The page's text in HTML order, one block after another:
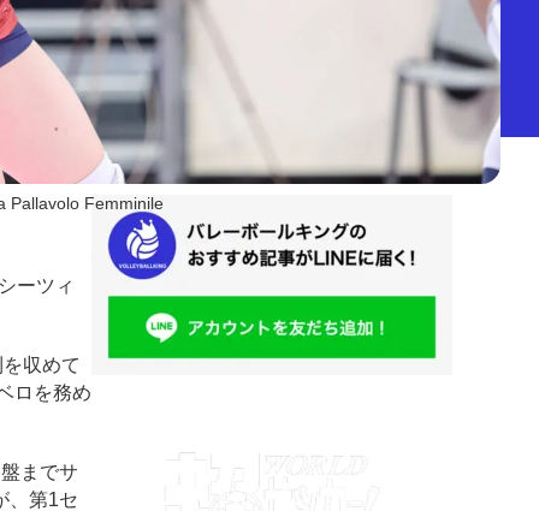
Pallavolo Femminile
ーツィ
収めて
ロを務め
までサ
、第1セ